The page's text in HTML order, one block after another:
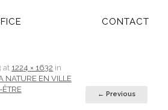
CONTACT
at 1224 × 1632 in
NATURE EN VILLE
← Previous